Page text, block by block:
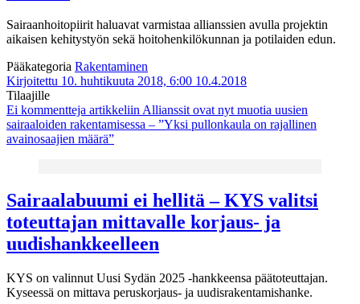
Sairaanhoitopiirit haluavat varmistaa allianssien avulla projektin
aikaisen kehitystyön sekä hoitohenkilökunnan ja potilaiden edun.
Pääkategoria Rakentaminen
Kirjoitettu 10. huhtikuuta 2018, 6:00 10.4.2018
Tilaajille
Ei kommentteja artikkeliin Allianssit ovat nyt muotia uusien
sairaaloiden rakentamisessa – ”Yksi pullonkaula on rajallinen
avainosaajien määrä”
Sairaalabuumi ei hellitä – KYS valitsi
toteuttajan mittavalle korjaus- ja
uudishankkeelleen
KYS on valinnut Uusi Sydän 2025 -hankkeensa päätoteuttajan.
Kyseessä on mittava peruskorjaus- ja uudisrakentamishanke.